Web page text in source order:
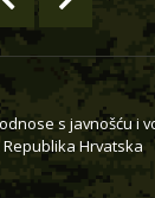
s javnošću i
Republika Hrvatska